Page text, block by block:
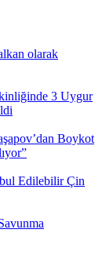
olarak
3 Uygur
Boykot
Edilebilir Çin